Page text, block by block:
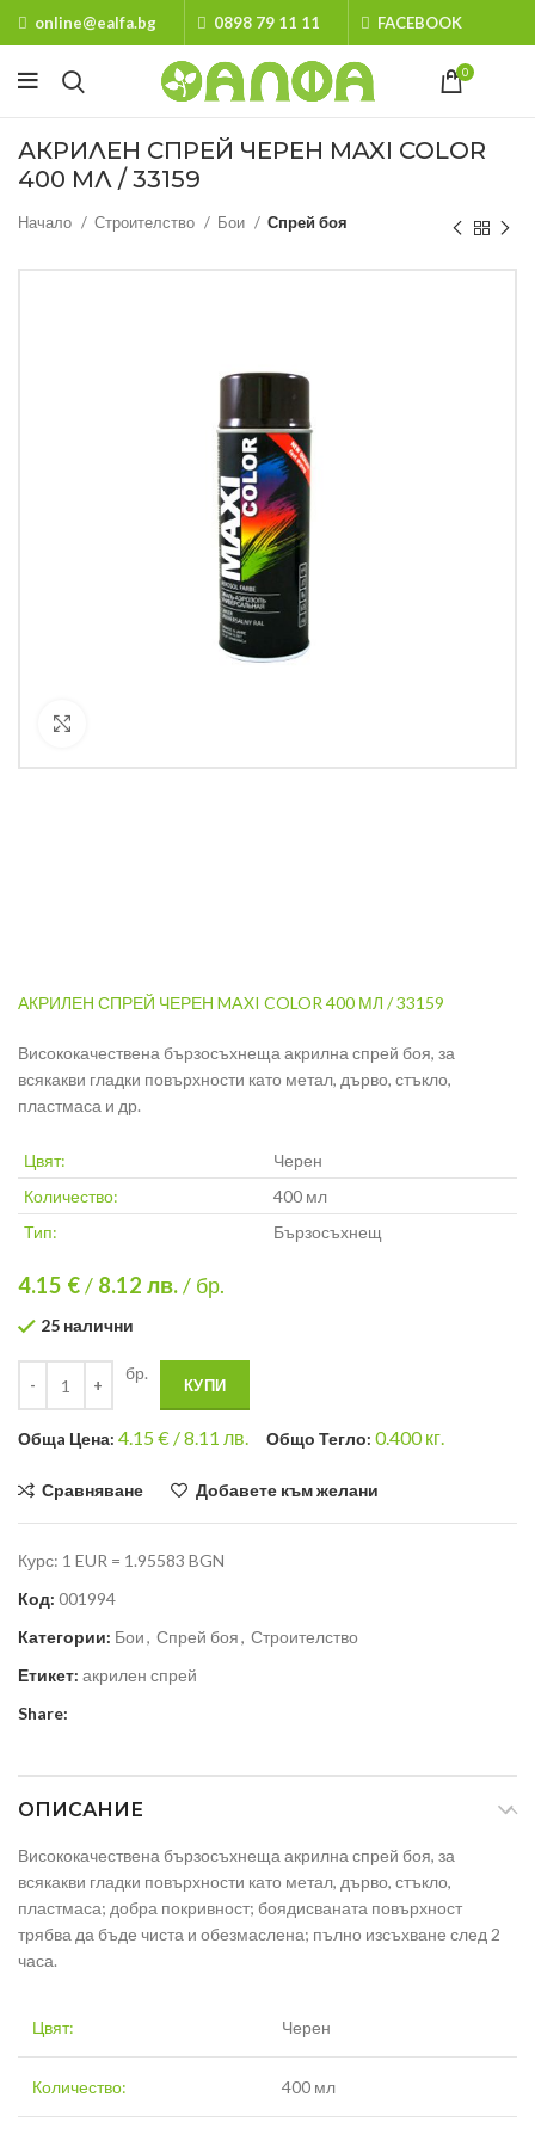
online@ealfa.bg 0898 79 11 11 FACEBOOK
0
АКРИЛЕН СПРЕЙ ЧЕРЕН MAXI COLOR
400 МЛ / 33159
Начало Строителство Бои Спрей боя
АКРИЛЕН СПРЕЙ ЧЕРЕН MAXI COLOR 400 МЛ / 33159
Висококачествена бързосъхнеща акрилна спрей боя, за
всякакви гладки повърхности като метал, дърво, стъкло,
пластмаса и др.
Цвят:
Черен
Количество:
400 мл
Тип:
Бързосъхнещ
4.15 €/ 8.12 лв./ бр.
25 налични
бр.
КУПИ
Общa Цена: 4.15€ /8.11 лв. Общо Тегло: 0.400кг.
Сравняване Добавете към желани
Курс: 1 EUR = 1.95583 BGN
Код: 001994
Категории: Бои, Спрей боя, Строителство
Етикет: акрилен спрей
Share:
ОПИСАНИЕ
Висококачествена бързосъхнеща акрилна спрей боя, за
всякакви гладки повърхности като метал, дърво, стъкло,
пластмаса; добра покривност; боядисваната повърхност
трябва да бъде чиста и обезмаслена; пълно изсъхване след 2
часа.
Цвят: Черен
Количество: 400 мл